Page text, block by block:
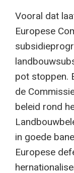
Vooral dat
Europese
pot stoppen.
de
beleid rond
in goede
Europese